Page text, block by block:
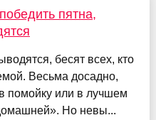
пятна,
бесят всех, кто
Весьма досадно,
помойку или в лучшем
Но невы...